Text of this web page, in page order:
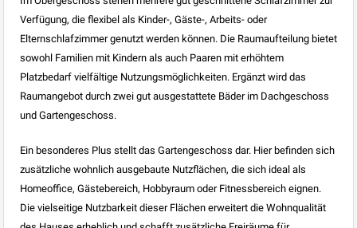
Verfügung, die flexibel als Kinder-, Gäste-, Arbeits- oder
Elternschlafzimmer genutzt werden können. Die Raumaufteilung bietet
sowohl Familien mit Kindern als auch Paaren mit erhöhtem
Platzbedarf vielfältige Nutzungsmöglichkeiten. Ergänzt wird das
Raumangebot durch zwei gut ausgestattete Bäder im Dachgeschoss
und Gartengeschoss.
Ein besonderes Plus stellt das Gartengeschoss dar. Hier befinden sich
zusätzliche wohnlich ausgebaute Nutzflächen, die sich ideal als
Homeoffice, Gästebereich, Hobbyraum oder Fitnessbereich eignen.
Die vielseitige Nutzbarkeit dieser Flächen erweitert die Wohnqualität